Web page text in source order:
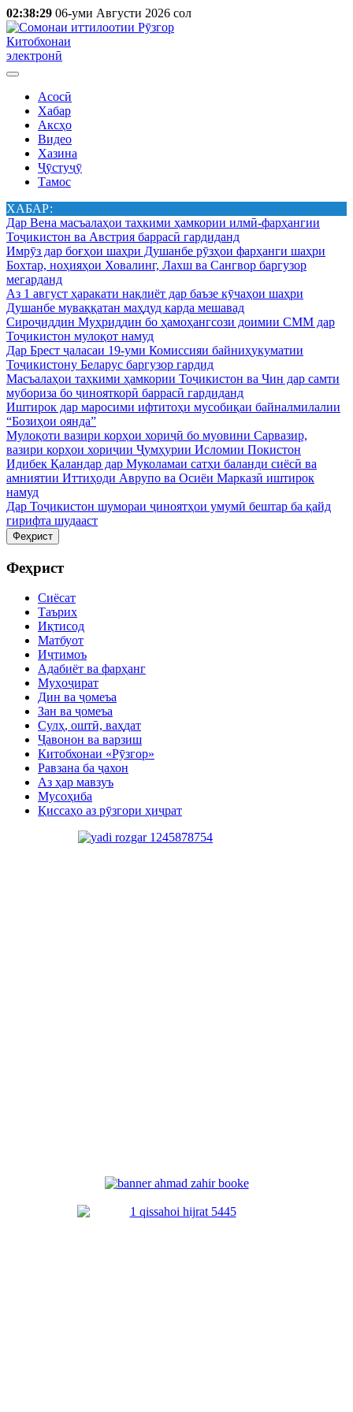
02:38:29 06-уми Августи 2026 сол
Китобхонаи
электронӣ
Асосӣ
Хабар
Аксҳо
Видео
Хазина
Ҷӯстуҷӯ
Тамос
ХАБАР:
Дар Вена масъалаҳои таҳкими ҳамкории илмӣ-фарҳангии
Тоҷикистон ва Австрия баррасӣ гардиданд
Имрӯз дар боғҳои шаҳри Душанбе рӯзҳои фарҳанги шаҳри
Бохтар, ноҳияҳои Ховалинг, Лахш ва Сангвор баргузор
мегарданд
Аз 1 август ҳаракати нақлиёт дар баъзе кӯчаҳои шаҳри
Душанбе муваққатан маҳдуд карда мешавад
Сироҷиддин Муҳриддин бо ҳамоҳангсози доимии СММ дар
Тоҷикистон мулоқот намуд
Дар Брест ҷаласаи 19-уми Комиссияи байниҳукуматии
Тоҷикистону Беларус баргузор гардид
Масъалаҳои таҳкими ҳамкории Тоҷикистон ва Чин дар самти
мубориза бо ҷинояткорӣ баррасӣ гардиданд
Иштирок дар маросими ифтитоҳи мусобиқаи байналмилалии
“Бозиҳои оянда”
Мулоқоти вазири корҳои хориҷӣ бо муовини Сарвазир,
вазири корҳои хориҷии Ҷумҳурии Исломии Покистон
Идибек Қаландар дар Муколамаи сатҳи баланди сиёсӣ ва
амниятии Иттиҳоди Аврупо ва Осиёи Марказӣ иштирок
намуд
Дар Тоҷикистон шумораи ҷиноятҳои умумӣ бештар ба қайд
гирифта шудааст
Феҳрист
Феҳрист
Сиёсат
Таърих
Иқтисод
Матбуот
Иҷтимоъ
Адабиёт ва фарҳанг
Муҳоҷират
Дин ва ҷомеъа
Зан ва ҷомеъа
Сулҳ, оштӣ, ваҳдат
Ҷавонон ва варзиш
Китобхонаи «Рӯзгор»
Равзана ба ҷахон
Аз ҳар мавзуъ
Мусоҳиба
Қиссаҳо аз рӯзгори ҳиҷрат